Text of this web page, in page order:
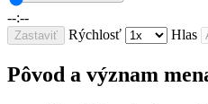
--:--
Zastaviť Rýchlosť Hlas
Pôvod a význam